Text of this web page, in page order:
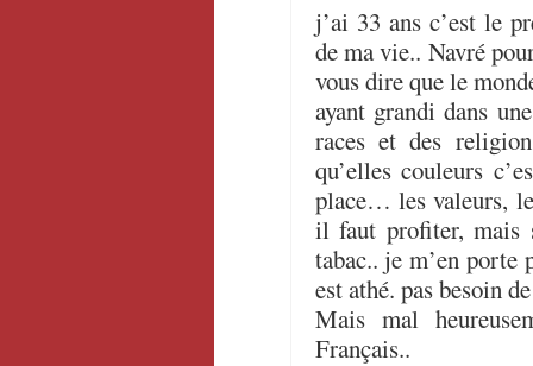
j’ai 33 ans c’est le
de ma vie.. Navré
vous dire que le
ayant grandi dans
races et des
qu’elles couleurs
place… les valeurs,
il faut profiter, mais
tabac.. je m’en porte
est athé. pas besoin
Mais mal
Français..